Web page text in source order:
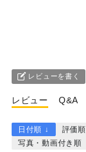
レビューを書く
レビュー Q&A
日付順 ↓ 評価順
写真・動画付き順